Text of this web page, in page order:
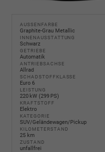
AUSSENFARBE
Graphite-Grau Metallic
INNENAUSSTATTUNG
Schwarz
GETRIEBE
Automatik
ANTRIEBSACHSE
Allrad
SCHADSTOFFKLASSE
Euro 6
LEISTUNG
220 kW (299 PS)
KRAFTSTOFF
Elektro
KATEGORIE
SUV/Geländewagen/Pickup
KILOMETERSTAND
25 km
ZUSTAND
unfallfrei